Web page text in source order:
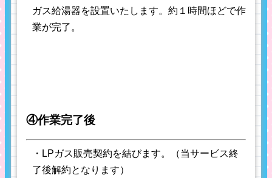
ガス給湯器を設置いたします。約１時間ほどで作
業が完了。
④作業完了後
・LPガス販売契約を結びます。（当サービス終
了後解約となります）